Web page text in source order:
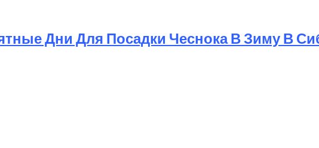
Дни Для Посадки Чеснока В Зиму В